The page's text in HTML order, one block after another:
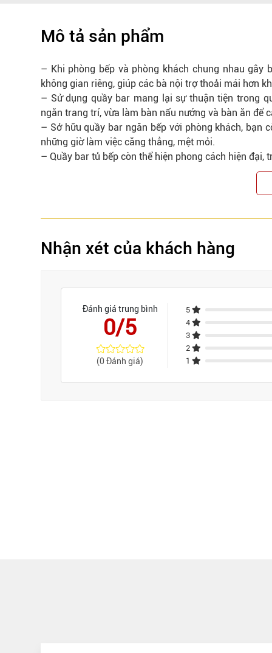
Mô tả sản phẩm
– Khi phòng bếp và phòng khách chung nhau gây
không gian riêng, giúp các bà nội trợ thoải mái hơn
– Sử dụng quầy bar mang lại sự thuận tiện trong
ngăn trang trí, vừa làm bàn nấu nướng và bàn ăn để
– Sở hữu quầy bar ngăn bếp với phòng khách, bạn
những giờ làm việc căng thẳng, mệt mỏi.
– Quầy bar tủ bếp còn thể hiện phong cách hiện đại,
Nhận xét của khách hàng
Đánh giá trung bình
0/5
(0 Đánh giá)
5
4
3
2
1